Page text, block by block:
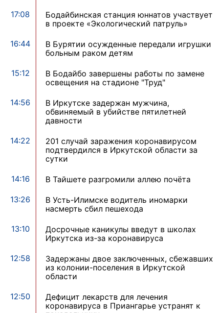
17:08
Бодайбинская станция юннатов участвует
в проекте «Экологический патруль»
16:44
В Бурятии осужденные передали игрушки
больным раком детям
15:12
В Бодайбо завершены работы по замене
освещения на стадионе "Труд"
14:56
В Иркутске задержан мужчина,
обвиняемый в убийстве пятилетней
давности
14:22
201 случай заражения коронавирусом
подтвердился в Иркутской области за
сутки
14:16 В Тайшете разгромили аллею почёта
13:26
В Усть-Илимске водитель иномарки
насмерть сбил пешехода
13:10
Досрочные каникулы введут в школах
Иркутска из-за коронавируса
12:58
Задержаны двое заключенных, сбежавших
из колонии-поселения в Иркутской
области
12:50
Дефицит лекарств для лечения
коронавируса в Приангарье устранят к